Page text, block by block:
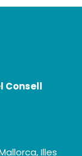
Consell
Illes